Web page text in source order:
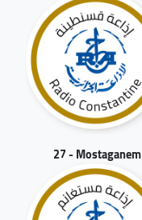
27 - Mostaganem